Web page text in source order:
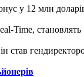
у 12 млн
Time, становлять
став